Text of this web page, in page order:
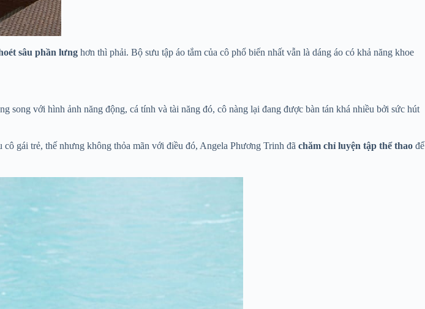
sâu phần lưng hơn thì phải. Bộ sưu tập áo tắm của cô phổ biến nhất vẫn là dáng áo có khả năng khoe
với hình ảnh năng động, cá tính và tài năng đó, cô nàng lại đang được bàn tán khá nhiều bởi sức hút
gái trẻ, thế nhưng không thỏa mãn với điều đó, Angela Phương Trinh đã chăm chỉ luyện tập thể thao để